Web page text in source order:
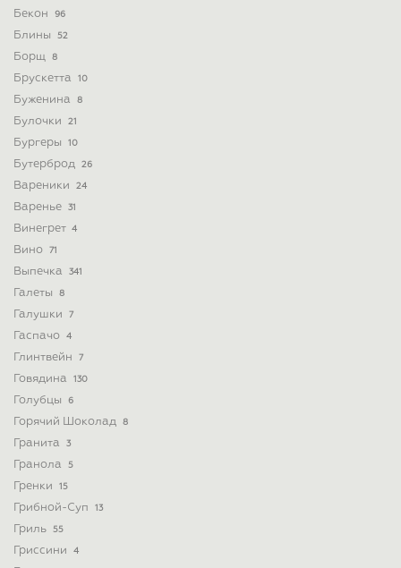
Бекон 96
Блины 52
Борщ 8
Брускетта 10
Буженина 8
Булочки 21
Бургеры 10
Бутерброд 26
Вареники 24
Варенье 31
Винегрет 4
Вино 71
Выпечка 341
Галеты 8
Галушки 7
Гаспачо 4
Глинтвейн 7
Говядина 130
Голубцы 6
Горячий Шоколад 8
Гранита 3
Гранола 5
Гренки 15
Грибной-Суп 13
Гриль 55
Гриссини 4